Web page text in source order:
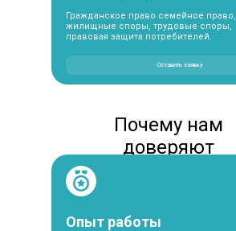
Гражданское право семейное право,
жилищные споры, трудовые споры,
правовая защита потребителей.
Оставить заявку
Почему нам
доверяют
Опыт работы